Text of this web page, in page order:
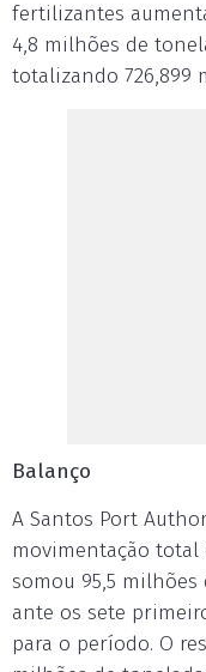
fertilizantes
4,8 milhões de
totalizando 726,899
Balanço
A Santos Port
movimentação total
somou 95,5 milhões
ante os sete
para o período. O